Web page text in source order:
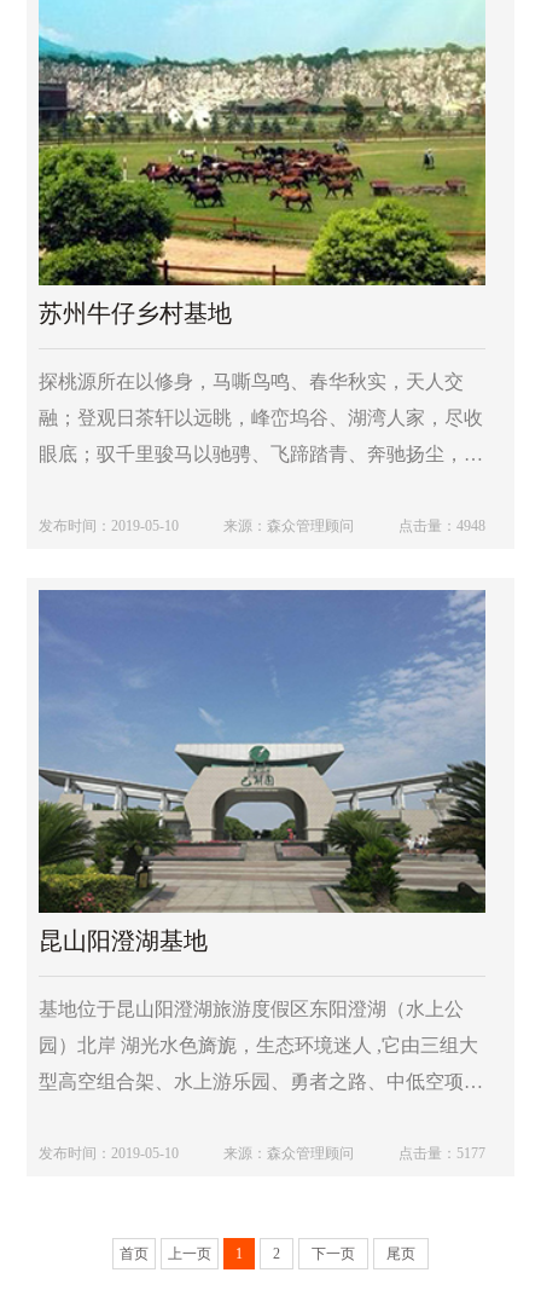
苏州牛仔乡村基地
探桃源所在以修身，马嘶鸟鸣、春华秋实，天人交
融；登观日茶轩以远眺，峰峦坞谷、湖湾人家，尽收
眼底；驭千里骏马以驰骋、飞蹄踏青、奔驰扬尘，畅
峰下，此处便是金庸先生笔下那坠入凡尘的天上仙
发布时间：2019-05-10 来源：森众管理顾问 点击量：4948
昆山阳澄湖基地
基地位于昆山阳澄湖旅游度假区东阳澄湖（水上公
园）北岸 湖光水色旖旎，生态环境迷人 ,它由三组大
型高空组合架、水上游乐园、勇者之路、中低空项目
前华东地区专业、规模、设施都比较高的拓展游乐和
发布时间：2019-05-10 来源：森众管理顾问 点击量：5177
首页 上一页 1 2 下一页 尾页